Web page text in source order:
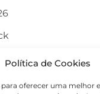
Política de Cookies
para oferecer uma melhor